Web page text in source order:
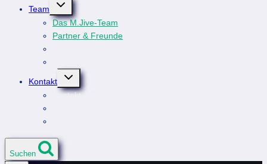
Team
Das M.Jive-Team
Partner & Freunde
Kontakt
Untermenü
Kontakt & Newsletteranmeldung
Suchen